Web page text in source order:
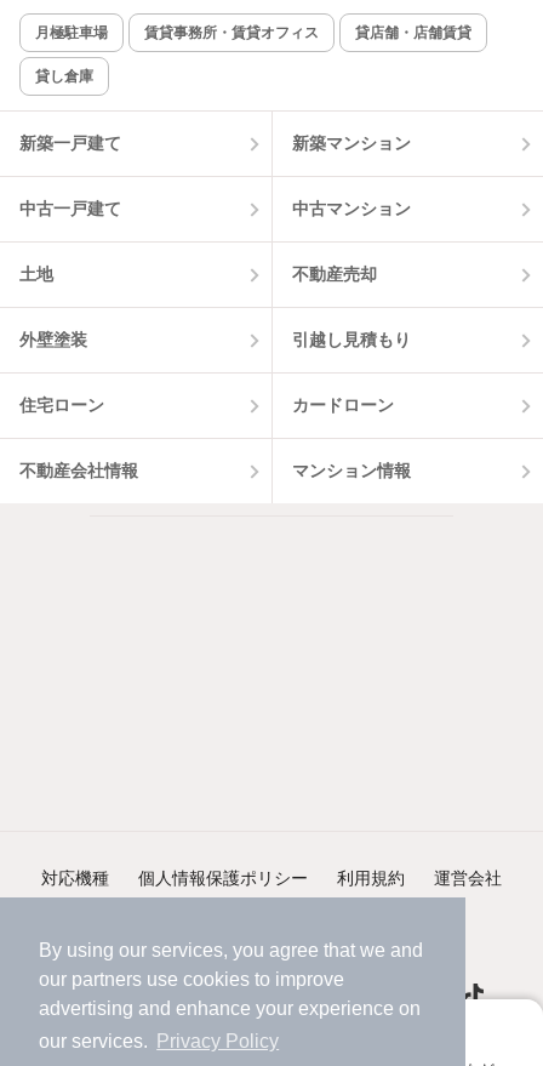
By using our services, you agree that we and
our partners use cookies to improve
advertising and enhance your experience on
our services.
Privacy Policy
アプリに切り替えて、サクサクお部屋探し
新着のみ インターネット無料
該当件数:
物件一覧に反映
月極駐車場 賃貸事務所・賃貸オフィス 貸店舗・店舗賃貸
貸し倉庫
新築一戸建て 新築マンション
中古一戸建て 中古マンション
土地 不動産売却
外壁塗装 引越し見積もり
住宅ローン カードローン
不動産会社情報 マンション情報
対応機種 個人情報保護ポリシー 利用規約 運営会社